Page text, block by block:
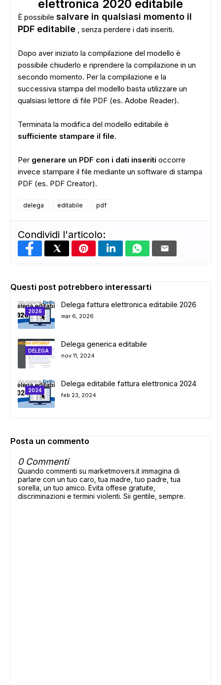
elettronica 2020 editabile
È possibile salvare in qualsiasi momento il
PDF editabile , senza perdere i dati inseriti.
Dopo aver iniziato la compilazione del modello è
possibile chiuderlo e riprendere la compilazione in un
secondo momento. Per la compilazione e la
successiva stampa del modello basta utilizzare un
qualsiasi lettore di file PDF (es. Adobe Reader).
Terminata la modifica del modello editabile è
sufficiente stampare il file.
Per generare un PDF con i dati inseriti occorre
invece stampare il file mediante un software di stampa
PDF (es. PDF Creator).
delega editabile pdf
Condividi l'articolo:
Questi post potrebbero interessarti
2026
Delega fattura elettronica editabile 2026
mar 6, 2026
DELEGA
Delega generica editabile
nov 11, 2024
2024
Delega editabile fattura elettronica 2024
feb 23, 2024
Posta un commento
0 Commenti
Quando commenti su marketmovers.it immagina di
parlare con un tuo caro, tua madre, tuo padre, tua
sorella, un tuo amico. Evita offese gratuite,
discriminazioni e termini violenti. Sii gentile, sempre.